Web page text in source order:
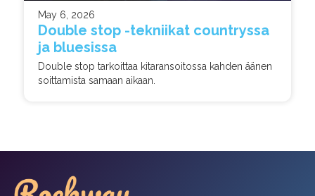
May 6, 2026
Double stop -tekniikat countryssa
ja bluesissa
Double stop tarkoittaa kitaransoitossa kahden äänen
soittamista samaan aikaan.